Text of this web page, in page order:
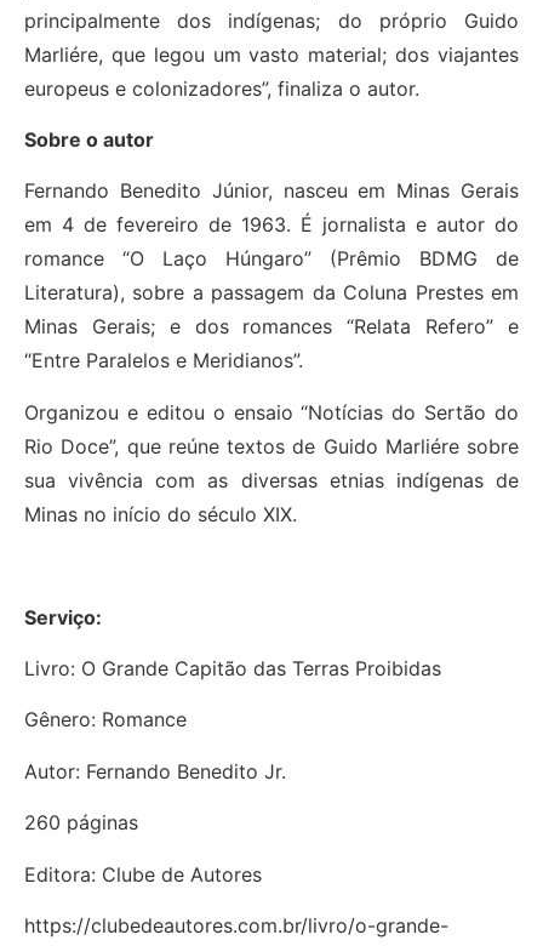
principalmente dos indígenas; do próprio Guido
Marliére, que legou um vasto material; dos viajantes
europeus e colonizadores”, finaliza o autor.
Sobre o autor
Fernando Benedito Júnior, nasceu em Minas Gerais
em 4 de fevereiro de 1963. É jornalista e autor do
romance “O Laço Húngaro” (Prêmio BDMG de
Literatura), sobre a passagem da Coluna Prestes em
Minas Gerais; e dos romances “Relata Refero” e
“Entre Paralelos e Meridianos”.
Organizou e editou o ensaio “Notícias do Sertão do
Rio Doce”, que reúne textos de Guido Marliére sobre
sua vivência com as diversas etnias indígenas de
Minas no início do século XIX.
Serviço:
Livro: O Grande Capitão das Terras Proibidas
Gênero: Romance
Autor: Fernando Benedito Jr.
260 páginas
Editora: Clube de Autores
https://clubedeautores.com.br/livro/o-grande-